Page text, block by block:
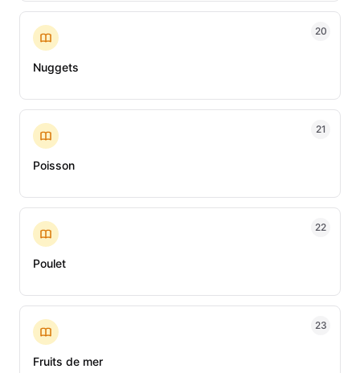
20
Nuggets
21
Poisson
22
Poulet
23
Fruits de mer